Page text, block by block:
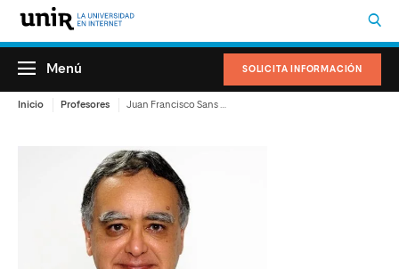
SOLICITA INFORMACIÓN
Menú
Inicio Profesores